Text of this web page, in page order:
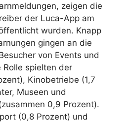
zeigen die
der Luca-App am
wurden. Knapp
gingen an die
von Events und
Rolle spielten der
Kinobetriebe (1,7
Museen und
0,9 Prozent).
(0,8 Prozent) und